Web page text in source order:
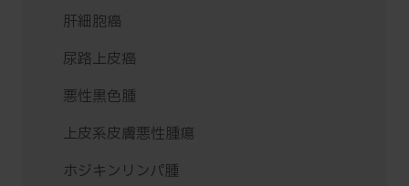
肝細胞癌
尿路上皮癌
悪性黒色腫
上皮系皮膚悪性腫瘍
ホジキンリンパ腫